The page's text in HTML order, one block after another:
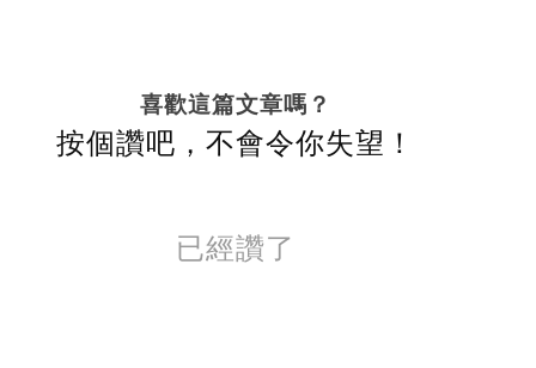
喜歡這篇文章嗎？
按個讚吧，不會令你失望！
已經讚了